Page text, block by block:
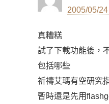
2005/05/
真糟糕
試了下載功能後，
包括哪些
祈禱艾瑪有空研究
暫時還是先用